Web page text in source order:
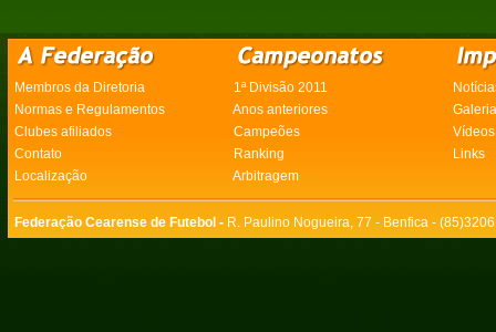
Membros da Diretoria 1ª Divisão 2011
Normas e Regulamentos
Anos anteriores
Clubes afiliados
Campeões
Vídeos
Contato
Ranking
Links
Localização
Arbitragem
Federação Cearense de Futebol - R. Paulino Nogueira, 77 - Benfica -